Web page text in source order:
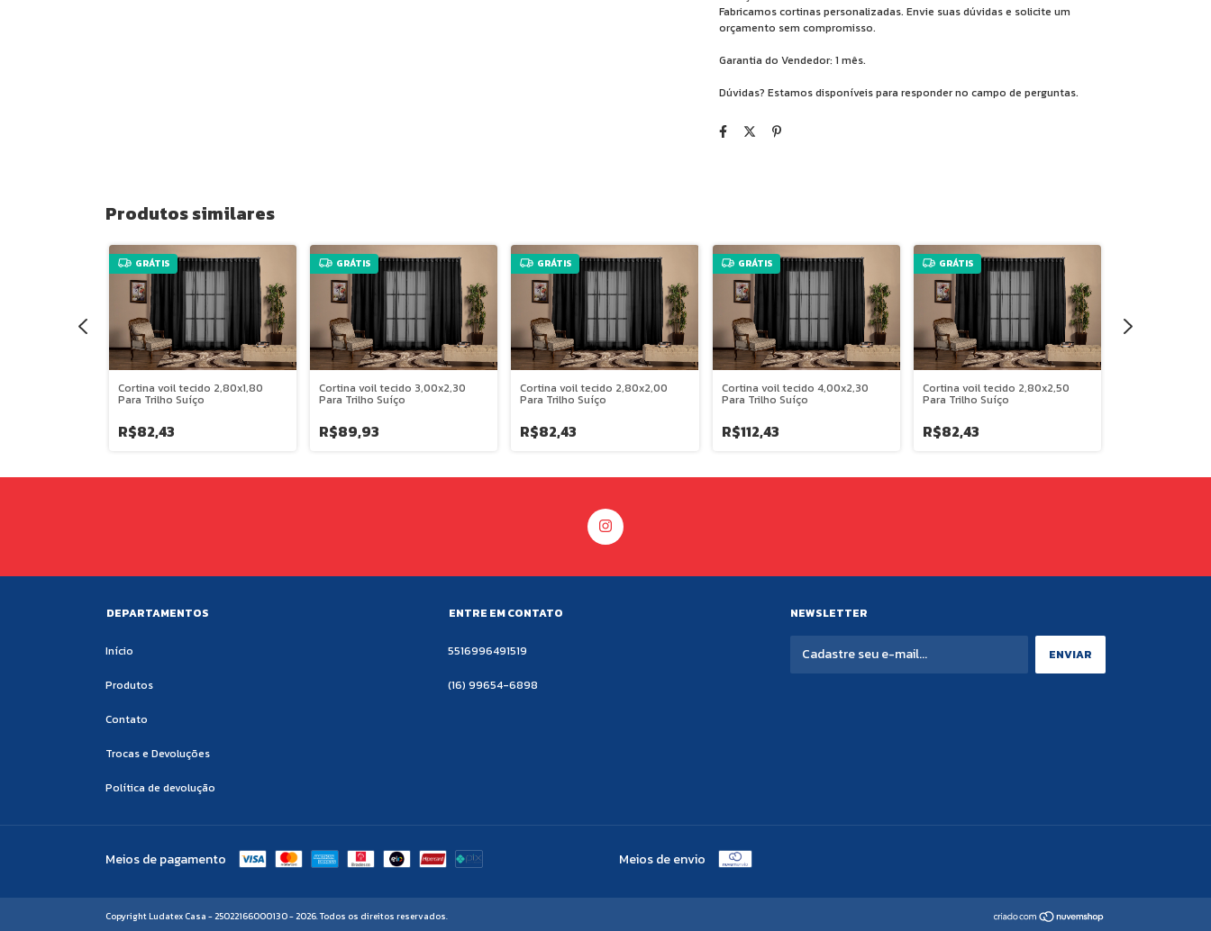
Fabricamos cortinas personalizadas. Envie suas dúvidas e solicite um
orçamento sem compromisso.
Garantia do Vendedor: 1 mês.
Dúvidas? Estamos disponíveis para responder no campo de perguntas.
Produtos similares
GRÁTIS
Cortina voil tecido 2,80x1,80
Para Trilho Suíço
R$82,43
GRÁTIS
Cortina voil tecido 3,00x2,30
Para Trilho Suíço
R$89,93
GRÁTIS
Cortina voil tecido 2,80x2,00
Para Trilho Suíço
R$82,43
GRÁTIS
Cortina voil tecido 4,00x2,30
Para Trilho Suíço
R$112,43
GRÁTIS
Cortina voil tecido 2,80x2,50
Para Trilho Suíço
R$82,43
DEPARTAMENTOS
Início
Produtos
Contato
Trocas e Devoluções
Política de devolução
ENTRE EM CONTATO
5516996491519
(16) 99654-6898
NEWSLETTER
Meios de pagamento Meios de envio
Copyright Ludatex Casa - 25022166000130 - 2026. Todos os direitos reservados.